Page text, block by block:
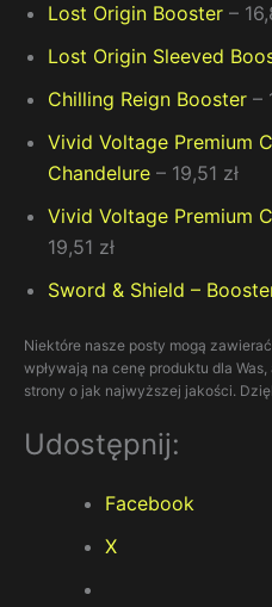
Lost Origin Booster –
Lost Origin Sleeved
Chilling Reign Booster –
Vivid Voltage Premium
Chandelure – 19,51 zł
Vivid Voltage Premium
19,51 zł
Sword & Shield –
Niektóre nasze posty mogą
wpływają na cenę produktu dla
strony o jak najwyższej jakości.
Udostępnij:
Facebook
X